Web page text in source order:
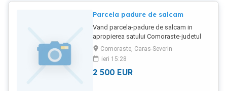
Parcela padure de salcam
Vand parcela-padure de salcam in
apropierea satului Comoraste-judetul
Caras-Severin. Suprafata terenului este
de 5800 m . Mai multe detalii se pot
primi la numarul de telefon afisat.
Comoraste, Caras-Severin
ieri 15:28
2 500 EUR